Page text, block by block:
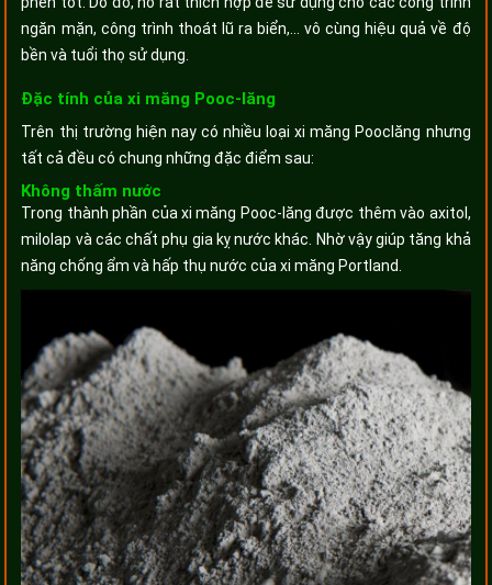
ngăn mặn, công trình thoát lũ ra biển,… vô cùng hiệu quả về độ
bền và tuổi thọ sử dụng.
Đặc tính của xi măng Pooc-lăng
Trên thị trường hiện nay có nhiều loại xi măng Pooclăng nhưng
tất cả đều có chung những đặc điểm sau:
Không thấm nước
Trong thành phần của xi măng Pooc-lăng được thêm vào axitol,
milolap và các chất phụ gia kỵ nước khác. Nhờ vậy giúp tăng khả
năng chống ẩm và hấp thụ nước của xi măng Portland.